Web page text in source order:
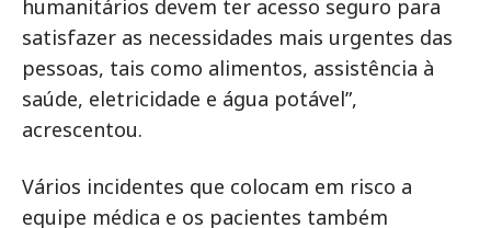
humanitários devem ter acesso seguro para
satisfazer as necessidades mais urgentes das
pessoas, tais como alimentos, assistência à
saúde, eletricidade e água potável”,
acrescentou.
Vários incidentes que colocam em risco a
equipe médica e os pacientes também